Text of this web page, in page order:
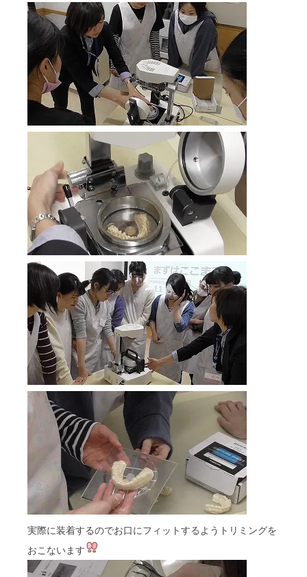
実際に装着するのでお口にフィットするようトリミングを
おこないます